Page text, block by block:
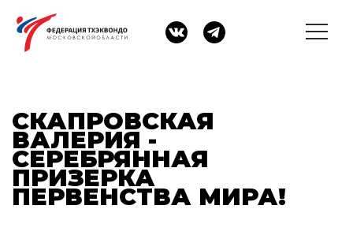
СКАПРОВСКАЯ
ВАЛЕРИЯ -
СЕРЕБРЯННАЯ
ПРИЗЕРКА
ПЕРВЕНСТВА МИРА!